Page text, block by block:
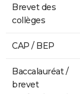
Brevet des
collèges
CAP / BEP
Baccalauréat /
brevet